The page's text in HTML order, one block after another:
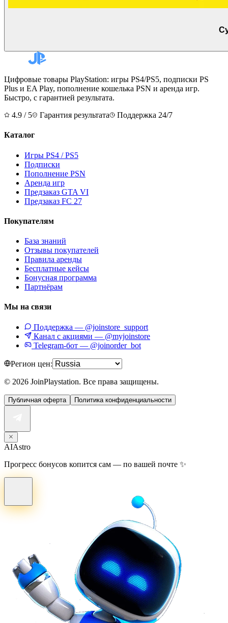
Цифровые товары PlayStation: игры PS4/PS5, подписки PS
Plus и EA Play, пополнение кошелька PSN и аренда игр.
Быстро, с гарантией результата.
4.9 / 5
Гарантия результата Поддержка 24/7
Каталог
Игры PS4 / PS5
Подписки
Пополнение PSN
Аренда игр
Предзаказ GTA VI
Предзаказ FC 27
Покупателям
База знаний
Отзывы покупателей
Правила аренды
Бесплатные кейсы
Бонусная программа
Партнёрам
Мы на связи
Поддержка — @joinstore_support
Канал с акциями — @myjoinstore
Telegram-бот — @joinorder_bot
Регион цен:
© 2026 JoinPlaystation. Все права защищены.
Публичная оферта Политика конфиденциальности
AIAstro
Прогресс бонусов копится сам — по вашей почте ✨